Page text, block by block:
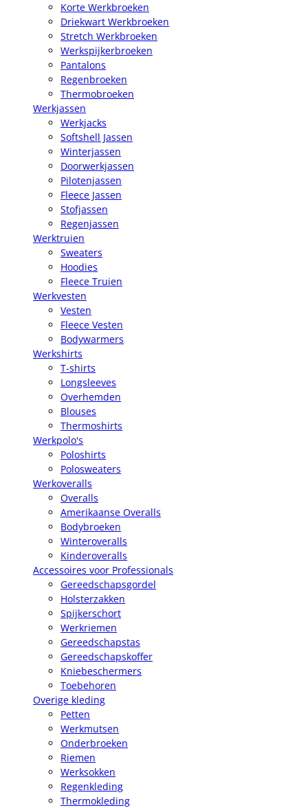
Korte Werkbroeken
Driekwart Werkbroeken
Stretch Werkbroeken
Werkspijkerbroeken
Pantalons
Regenbroeken
Thermobroeken
Werkjassen
Werkjacks
Softshell Jassen
Winterjassen
Doorwerkjassen
Pilotenjassen
Fleece Jassen
Stofjassen
Regenjassen
Werktruien
Sweaters
Hoodies
Fleece Truien
Werkvesten
Vesten
Fleece Vesten
Bodywarmers
Werkshirts
T-shirts
Longsleeves
Overhemden
Blouses
Thermoshirts
Werkpolo's
Poloshirts
Polosweaters
Werkoveralls
Overalls
Amerikaanse Overalls
Bodybroeken
Winteroveralls
Kinderoveralls
Accessoires voor Professionals
Gereedschapsgordel
Holsterzakken
Spijkerschort
Werkriemen
Gereedschapstas
Gereedschapskoffer
Kniebeschermers
Toebehoren
Overige kleding
Petten
Werkmutsen
Onderbroeken
Riemen
Werksokken
Regenkleding
Thermokleding